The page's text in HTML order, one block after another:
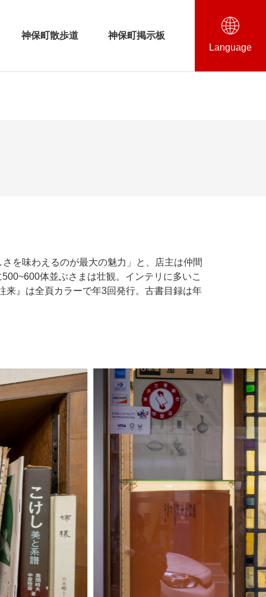
神保町散歩道
神保町掲示板
Language
を味わえるのが最大の魅力」と、店主は仲間
体並ぶさまは壮観。インテリに多いこ
来』は全頁カラーで年3回発行。古書目録は年